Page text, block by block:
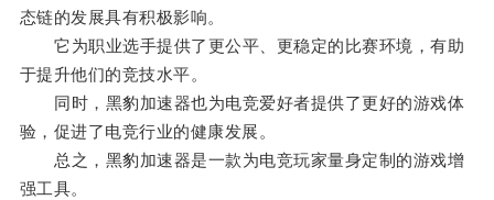
态链的发展具有积极影响。
它为职业选手提供了更公平、更稳定的比赛环境，有助
于提升他们的竞技水平。
同时，黑豹加速器也为电竞爱好者提供了更好的游戏体
验，促进了电竞行业的健康发展。
总之，黑豹加速器是一款为电竞玩家量身定制的游戏增
强工具。